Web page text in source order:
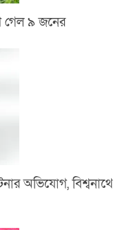
গেল ৯ জনের
অভিযোগ, বিশ্বনাথে